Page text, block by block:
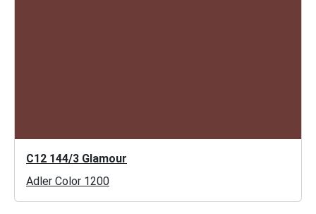
C12 144/3 Glamour
Adler Color 1200